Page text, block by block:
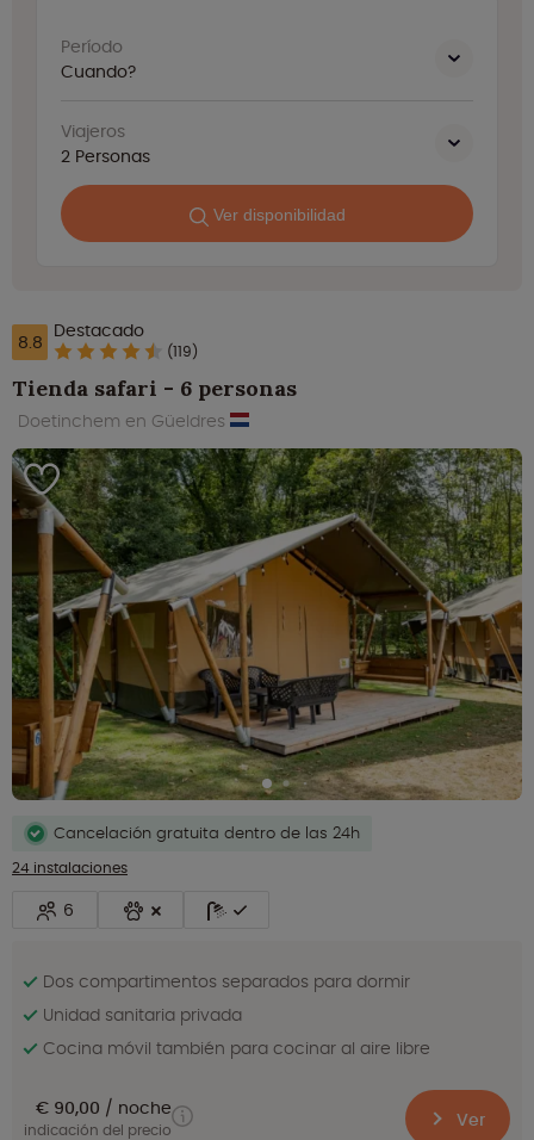
Período
Cuando?
Viajeros
2 Personas
Ver disponibilidad
8.8 Destacado
(119)
Tienda safari - 6 personas
Doetinchem en Güeldres
Cancelación gratuita dentro de las 24h
24 instalaciones
6
Dos compartimentos separados para dormir
Unidad sanitaria privada
Cocina móvil también para cocinar al aire libre
€ 90,00 noche
indicación del precio Ver